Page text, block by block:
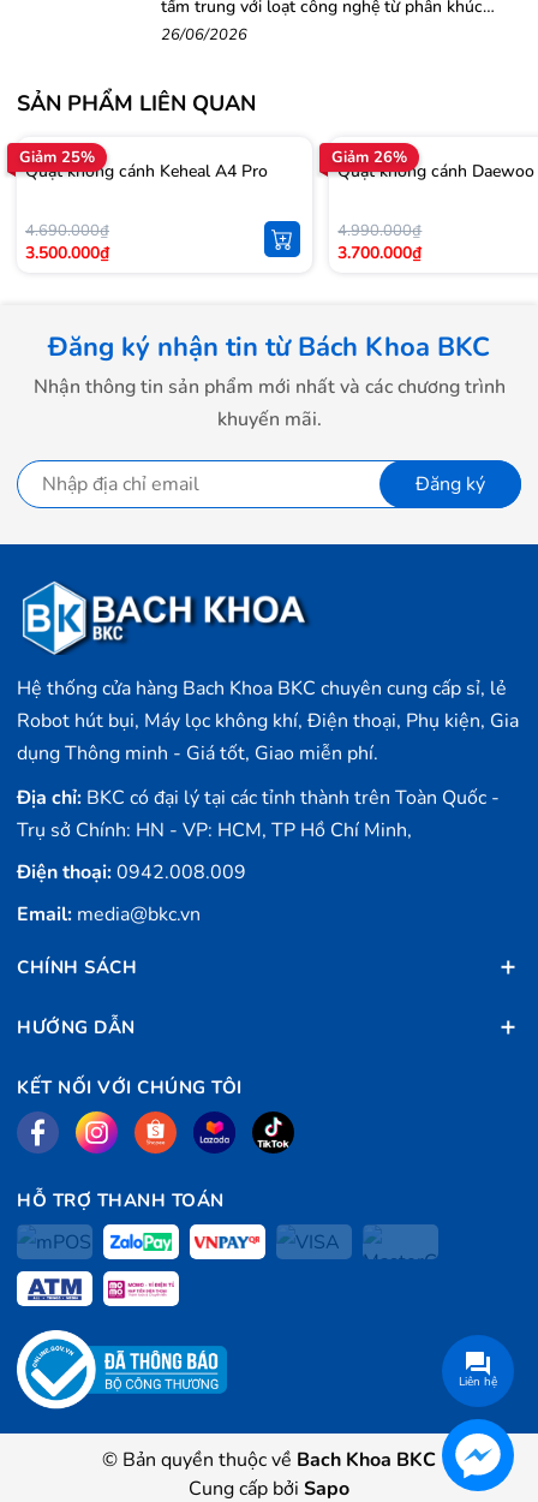
tầm trung với loạt công nghệ từ phân khúc
cao cấp
26/06/2026
SẢN PHẨM LIÊN QUAN
Giảm 25%
Quạt không cánh Keheal A4 Pro
4.690.000₫
3.500.000₫
Giảm 26%
Quạt không cánh
4.990.000₫
3.700.000₫
Đăng ký nhận tin từ Bách Khoa BKC
Nhận thông tin sản phẩm mới nhất và các chương trình
khuyến mãi.
Đăng ký
Hệ thống cửa hàng Bach Khoa BKC chuyên cung cấp sỉ, lẻ
Robot hút bụi, Máy lọc không khí, Điện thoại, Phụ kiện, Gia
dụng Thông minh - Giá tốt, Giao miễn phí.
Địa chỉ: BKC có đại lý tại các tỉnh thành trên Toàn Quốc -
Trụ sở Chính: HN - VP: HCM, TP Hồ Chí Minh,
Điện thoại:0942.008.009
Email: media@bkc.vn
CHÍNH SÁCH
HƯỚNG DẪN
KẾT NỐI VỚI CHÚNG TÔI
HỖ TRỢ THANH TOÁN
© Bản quyền thuộc về Bach Khoa BKC
Cung cấp bởi Sapo
Liên hệ